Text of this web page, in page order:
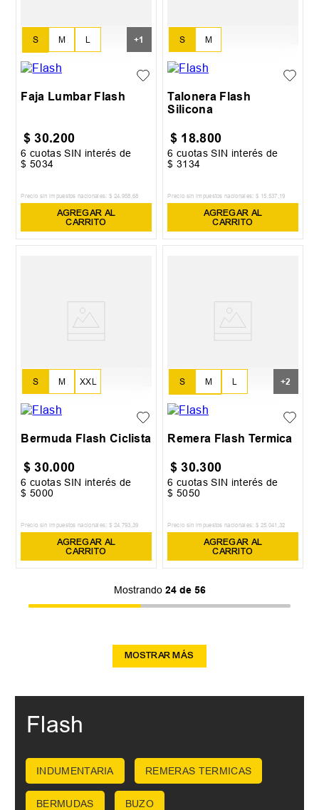
S M L
XL
+1
Faja Lumbar Flash
$ 30.200
6 cuotas SIN interés de
$ 5034
Precio sin impuestos nacionales: $ 24.958 ,68
AGREGAR AL
CARRITO
S M
Talonera Flash
Silicona
$ 18.800
6 cuotas SIN interés de
$ 3134
Precio sin impuestos nacionales: $ 15.537 ,19
AGREGAR AL
CARRITO
S M XXL
Bermuda Flash Ciclista
$ 30.000
6 cuotas SIN interés de
$ 5000
Precio sin impuestos nacionales: $ 24.793 ,39
AGREGAR AL
CARRITO
S M L
XL XXL
+2
Remera Flash Termica
$ 30.300
6 cuotas SIN interés de
$ 5050
Precio sin impuestos nacionales: $ 25.041 ,32
AGREGAR AL
CARRITO
Mostrando 24 de 56
MOSTRAR MÁS
Flash
INDUMENTARIA REMERAS TERMICAS
BERMUDAS BUZO